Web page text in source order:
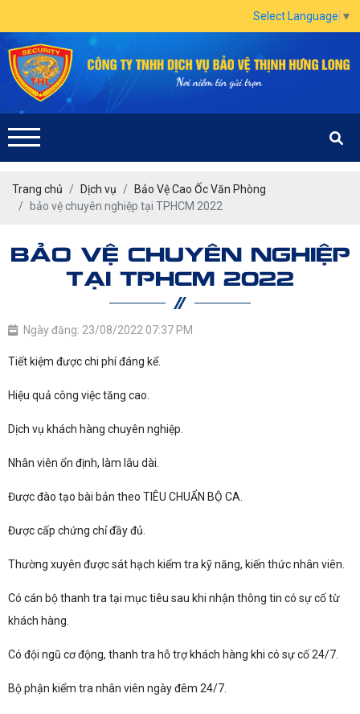
Select Language ▼
Trang chủ Dịch vụ
Bảo Vệ Cao Ốc Văn Phòng
bảo vệ chuyên nghiệp tại TPHCM 2022
BẢO VỆ CHUYÊN NGHIỆP
TẠI TPHCM 2022
Ngày đăng: 23/08/2022 07:37 PM
Tiết kiệm được chi phí đáng kể.
Hiệu quả công việc tăng cao.
Dịch vụ khách hàng chuyên nghiệp.
Nhân viên ổn định, làm lâu dài.
Được đào tạo bài bản theo TIÊU CHUẨN BỘ CA.
Được cấp chứng chỉ đầy đủ.
Thường xuyên được sát hạch kiểm tra kỹ năng, kiến thức nhân viên.
Có cán bộ thanh tra tại mục tiêu sau khi nhận thông tin có sự cố từ
khách hàng.
Có đội ngũ cơ động, thanh tra hỗ trợ khách hàng khi có sự cố 24/7.
Bộ phận kiểm tra nhân viên ngày đêm 24/7.